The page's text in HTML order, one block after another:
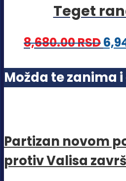
Teget
8,680.00RSD
Možda te zanima i
Partizan novom
protiv Valisa